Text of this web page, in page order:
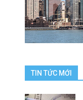
TIN TỨC MỚI